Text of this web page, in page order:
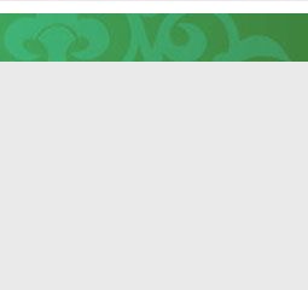
دهید، چرا که کربلا بهترین فرزندان پیامبران را